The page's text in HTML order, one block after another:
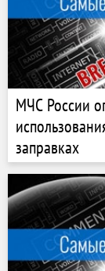
МЧС России
заправках